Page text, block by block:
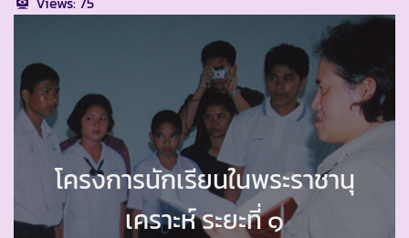
โครงการนักเรียนในพระราชานุ
เคราะห์ ระยะที่ ๑